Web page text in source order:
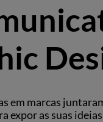
em marcas
expor as suas